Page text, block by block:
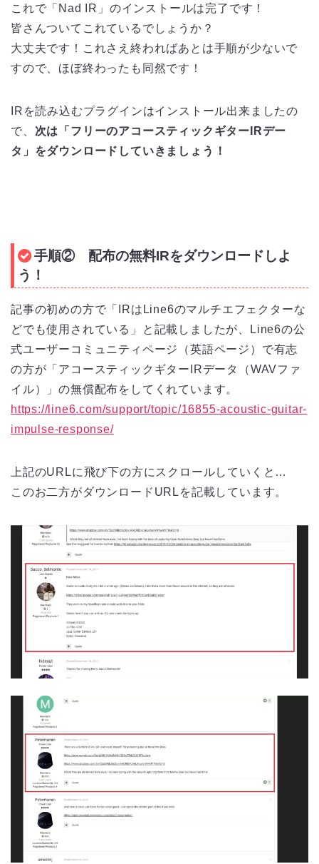
これで「Nad IR」のインストールは完了です！
皆さんついてこれているでしょうか？
大丈夫です！これさえ終わればあとは手順が少ないで
すので、ほぼ終わったも同然です！
IRを読み込むプラグインはインストール出来ましたの
で、 次は「フリーのアコースティックギターIRデー
タ」をダウンロードしていきましょう！
手順② 配布の無料IRをダウンロードしよ
う！
記事の初めの方で「IRはLine6のマルチエフェクターな
どでも使用されている」と記載しましたが、Line6の公
式ユーザーコミュニティページ（英語ページ）で有志
の方が「アコースティックギターIRデータ（WAVファ
イル）」の無償配布をしてくれています。
https://line6.com/support/topic/16855-acoustic-guitar-
impulse-response/
上記のURLに飛び下の方にスクロールしていくと…
このお二方がダウンロードURLを記載しています。